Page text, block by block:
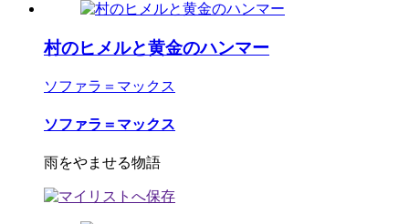
村のヒメルと黄金のハンマー
ソファラ＝マックス
ソファラ＝マックス
雨をやませる物語